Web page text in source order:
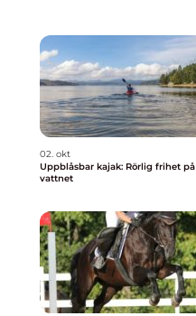
02. okt
Uppblåsbar kajak: Rörlig frihet på
vattnet